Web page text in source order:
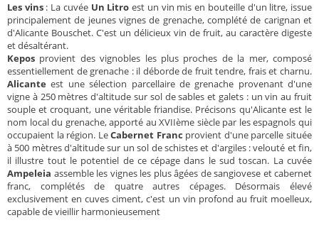
Les vins: La cuvée Un Litro est un vin mis en bouteille d'un litre, issue
principalement de jeunes vignes de grenache, complété de carignan et
d'Alicante Bouschet. C'est un délicieux vin de fruit, au caractère digeste
et désaltérant.
Kepos provient des vignobles les plus proches de la mer, composé
essentiellement de grenache : il déborde de fruit tendre, frais et charnu.
Alicanteest une sélection parcellaire de grenache provenant d'une
vigne à 250 mètres d'altitude sur sol de sables et galets : un vin au fruit
souple et croquant, une véritable friandise. Précisons qu'Alicante est le
nom local du grenache, apporté au XVIIème siècle par les espagnols qui
occupaient la région. LeCabernet Franc provient d'une parcelle située
à 500 mètres d'altitude sur un sol de schistes et d'argiles : velouté et fin,
il illustre tout le potentiel de ce cépage dans le sud toscan. La cuvée
Ampeleia assemble les vignes les plus âgées de sangiovese et cabernet
franc, complétés de quatre autres cépages. Désormais élevé
exclusivement en cuves ciment, c'est un vin profond au fruit moelleux,
capable de vieillir harmonieusement